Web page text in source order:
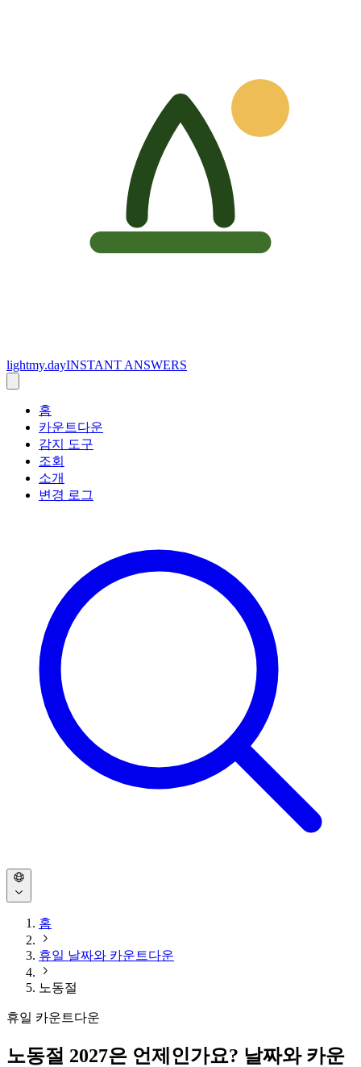
lightmy.dayINSTANT ANSWERS
홈
카운트다운
감지 도구
조회
소개
변경 로그
홈
휴일 날짜와 카운트다운
노동절
휴일 카운트다운
노동절 2027은 언제인가요? 날짜와 카운